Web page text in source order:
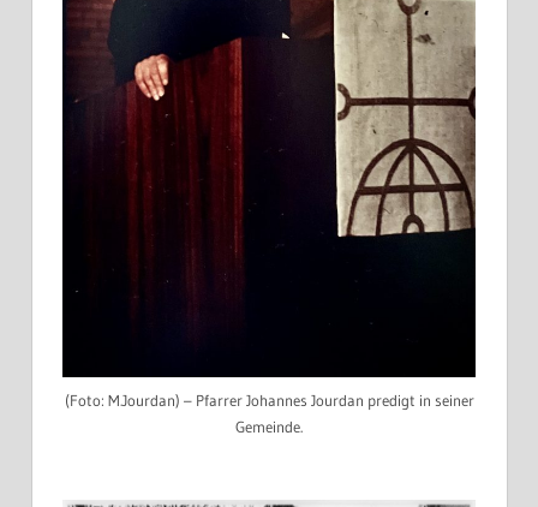
(Foto: M.Jourdan) – Pfarrer Johannes Jourdan predigt in seiner
Gemeinde.